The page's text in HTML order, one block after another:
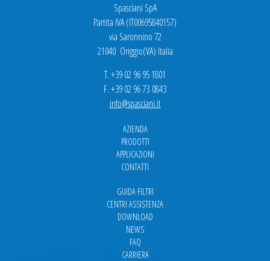
Spasciani SpA
Partita IVA (IT00695840157)
via Saronnino 72
21040 Origgio(VA) Italia
T. +39 02 96 95 1801
F. +39 02 96 73 0843
info@spasciani.it
AZIENDA
PRODOTTI
APPLICAZIONI
CONTATTI
GUIDA FILTRI
CENTRI ASSISTENZA
DOWNLOAD
NEWS
FAQ
CARRIERA